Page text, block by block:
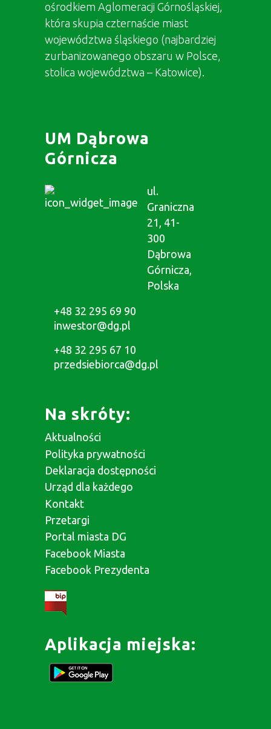
ośrodkiem Aglomeracji Górnośląskiej,
która skupia czternaście miast
województwa śląskiego (najbardziej
zurbanizowanego obszaru w Polsce,
stolica województwa – Katowice).
UM Dąbrowa
Górnicza
ul.
Graniczna
21, 41-
300
Dąbrowa
Górnicza,
Polska
+48 32 295 69 90
inwestor@dg.pl
+48 32 295 67 10
przedsiebiorca@dg.pl
Na skróty:
Aktualności
Polityka prywatności
Deklaracja dostępności
Urząd dla każdego
Kontakt
Przetargi
Portal miasta DG
Facebook Miasta
Facebook Prezydenta
Aplikacja miejska: